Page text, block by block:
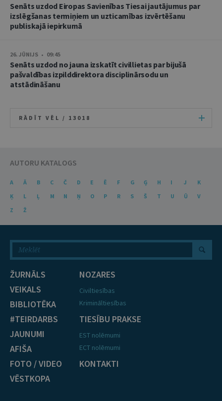
Senāts uzdod Eiropas Savienības Tiesai jautājumus par
izslēgšanas termiņiem un uzticamības izvērtēšanu
publiskajā iepirkumā
26. JŪNIJS • 09:45
Senāts uzdod no jauna izskatīt civillietas par bijušā
pašvaldības izpilddirektora disciplinārsodu un
atstādināšanu
RĀDĪT VĒL / 13018
AUTORU KATALOGS
A Ā B C Č D E Ē F G Ģ H I J
K
Ķ
L Ļ M N Ņ O P R S Š T U Ū
V
Z
Ž
ŽURNĀLS
VEIKALS
BIBLIOTĒKA
#TEIRDARBS
JAUNUMI
AFIŠA
FOTO / VIDEO
VĒSTKOPA
NOZARES
Civiltiesības
Krimināltiesības
TIESĪBU PRAKSE
EST nolēmumi
ECT nolēmumi
KONTAKTI